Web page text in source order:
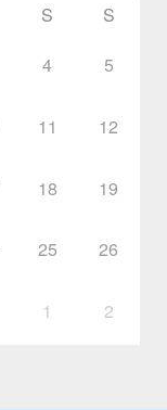
S S
4 5
11 12
18 19
25 26
1 2